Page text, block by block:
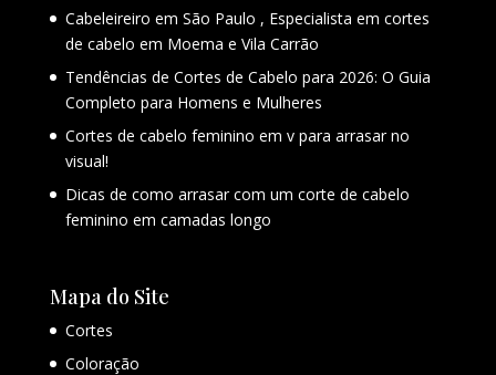
Cabeleireiro em São Paulo , Especialista em cortes
de cabelo em Moema e Vila Carrão
Tendências de Cortes de Cabelo para 2026: O Guia
Completo para Homens e Mulheres
Cortes de cabelo feminino em v para arrasar no
visual!
Dicas de como arrasar com um corte de cabelo
feminino em camadas longo
Mapa do Site
Cortes
Coloração